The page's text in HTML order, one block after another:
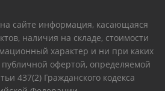
сайте информация, касающаяся
наличия на складе, стоимости
характер и ни при каких
публичной офертой, определяемой
437(2) Гражданского кодекса